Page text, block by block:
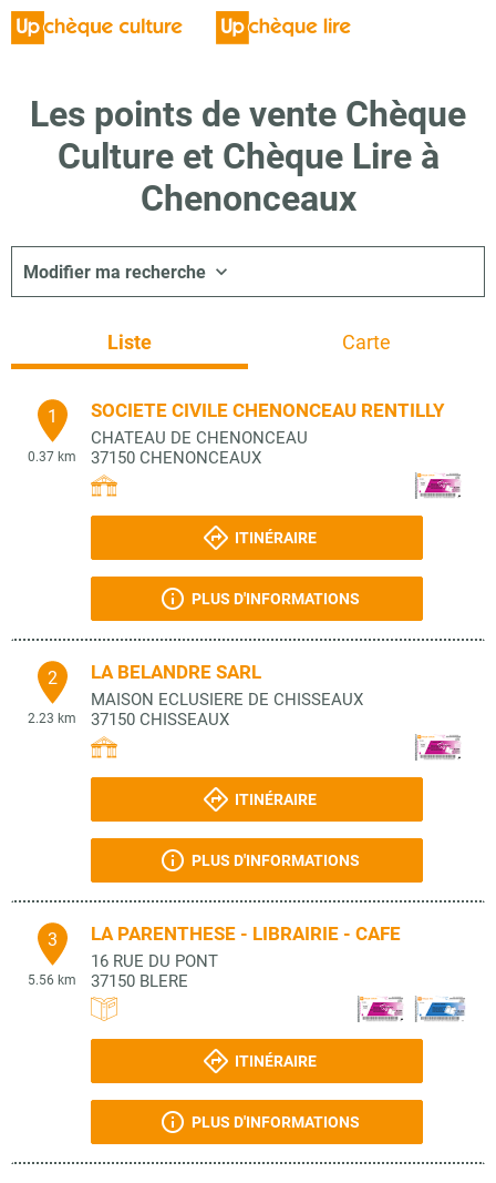
Les points de vente Chèque
Culture et Chèque Lire à
Chenonceaux
Modifier ma recherche
Liste Carte
1
0.37 km
SOCIETE CIVILE CHENONCEAU RENTILLY
CHATEAU DE CHENONCEAU
37150 CHENONCEAUX
ITINÉRAIRE
PLUS D'INFORMATIONS
2
2.23 km
LA BELANDRE SARL
MAISON ECLUSIERE DE CHISSEAUX
37150 CHISSEAUX
ITINÉRAIRE
PLUS D'INFORMATIONS
3
5.56 km
LA PARENTHESE - LIBRAIRIE - CAFE
16 RUE DU PONT
37150 BLERE
ITINÉRAIRE
PLUS D'INFORMATIONS